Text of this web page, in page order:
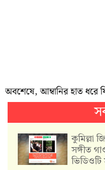
অবশেষে, আম্বানির হাত ধরে
কুমিল্লা
সঙ্গীত
ভিডিওটি